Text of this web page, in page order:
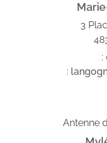
3
:
:
Antenne